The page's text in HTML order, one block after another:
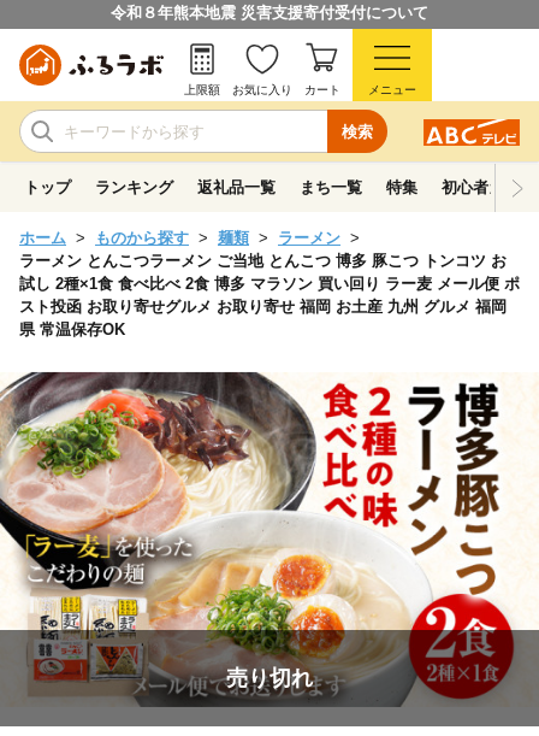
令和８年熊本地震 災害支援寄付受付について
検索
上限額 お気に入り カート メニュー
トップ ランキング 返礼品一覧 まち一覧 特集 初心者ガイド
ホーム ものから探す 麺類
ラーメン
ラーメン とんこつラーメン ご当地 とんこつ 博多 豚こつ トンコツ お
試し 2種×1食 食べ比べ 2食 博多 マラソン 買い回り ラー麦 メール便 ポ
スト投函 お取り寄せグルメ お取り寄せ 福岡 お土産 九州 グルメ 福岡
県 常温保存OK
売り切れ